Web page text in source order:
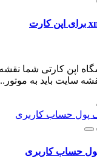
سایت باید به موتور..
حساب کاربری